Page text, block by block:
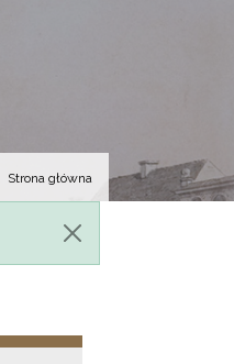
Strona główna